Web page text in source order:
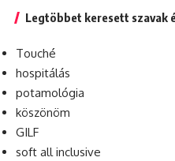
Legtöbbet keresett szavak
Touché
hospitálás
potamológia
köszönöm
GILF
soft all inclusive